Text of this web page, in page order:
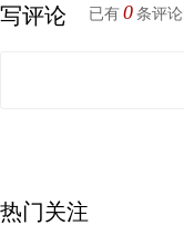
写评论 已有 0 条评论
热门关注